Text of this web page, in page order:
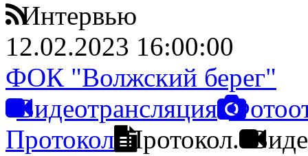
Интервью
12.02.2023 16:00:00
ФОК "Волжский берег"
Видеотрансляция
Протокол Протокол.